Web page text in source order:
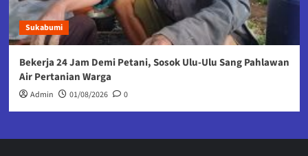
Sukabumi
Bekerja 24 Jam Demi Petani, Sosok Ulu-Ulu Sang Pahlawan
Air Pertanian Warga
Admin 01/08/2026 0